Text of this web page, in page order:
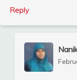
Reply